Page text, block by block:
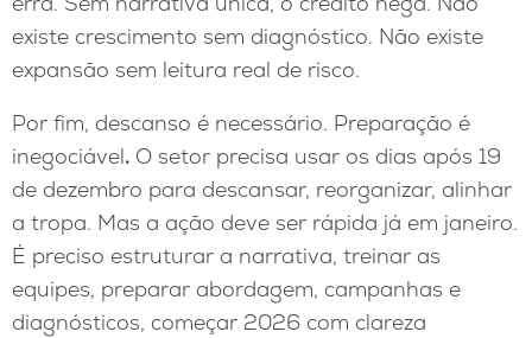
existe crescimento sem diagnóstico. Não existe
expansão sem leitura real de risco.
Por fim, descanso é necessário. Preparação é
inegociável. O setor precisa usar os dias após 19
de dezembro para descansar, reorganizar, alinhar
a tropa. Mas a ação deve ser rápida já em janeiro.
É preciso estruturar a narrativa, treinar as
equipes, preparar abordagem, campanhas e
diagnósticos, começar 2026 com clareza